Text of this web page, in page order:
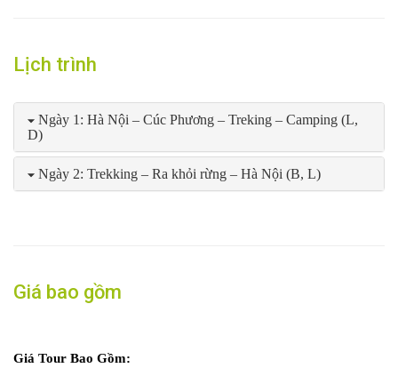
Lịch trình
Ngày 1: Hà Nội – Cúc Phương – Treking – Camping (L,
D)
Ngày 2: Trekking – Ra khỏi rừng – Hà Nội (B, L)
Giá bao gồm
Giá Tour Bao Gồm: